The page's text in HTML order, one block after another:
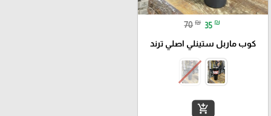
70 ₪ 35 ₪
كوب ماربل ستينلي اصلي ترند
add_shopping_cart